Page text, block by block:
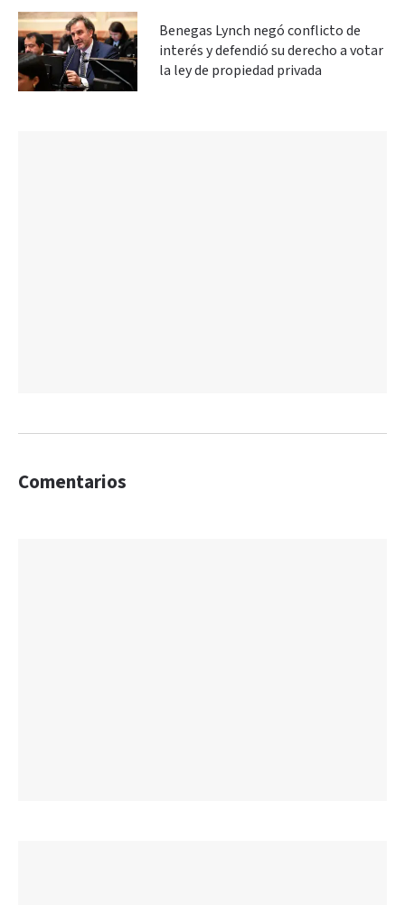
Benegas Lynch negó conflicto de
interés y defendió su derecho a votar
la ley de propiedad privada
Comentarios